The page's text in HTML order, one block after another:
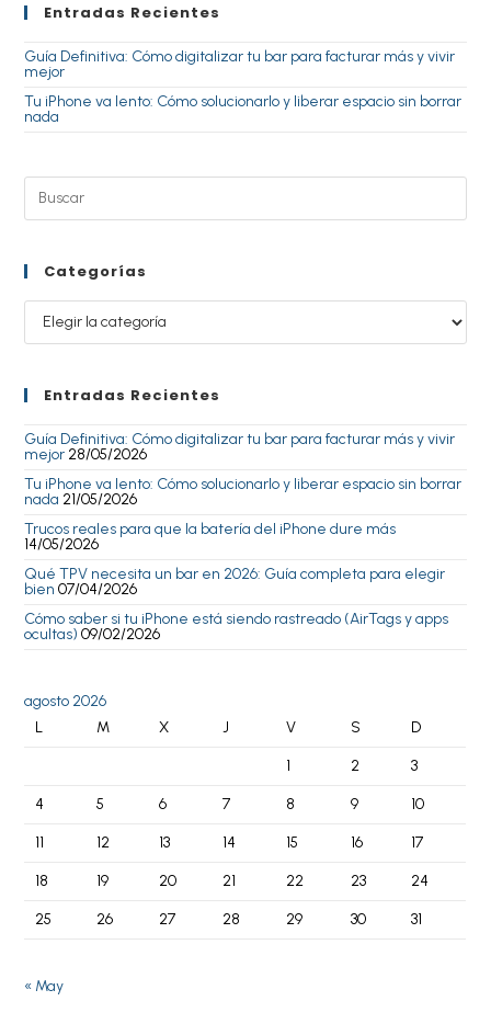
Entradas Recientes
Guía Definitiva: Cómo digitalizar tu bar para facturar más y vivir
mejor
Tu iPhone va lento: Cómo solucionarlo y liberar espacio sin borrar
nada
Categorías
Entradas Recientes
Guía Definitiva: Cómo digitalizar tu bar para facturar más y vivir
mejor 28/05/2026
Tu iPhone va lento: Cómo solucionarlo y liberar espacio sin borrar
nada 21/05/2026
Trucos reales para que la batería del iPhone dure más
14/05/2026
Qué TPV necesita un bar en 2026: Guía completa para elegir
bien 07/04/2026
Cómo saber si tu iPhone está siendo rastreado (AirTags y apps
ocultas) 09/02/2026
agosto 2026
L
M X J V S D
1 2 3
4 5 6 7 8 9 10
11 12 13 14 15 16 17
18 19 20 21 22 23 24
25 26 27 28 29 30 31
« May